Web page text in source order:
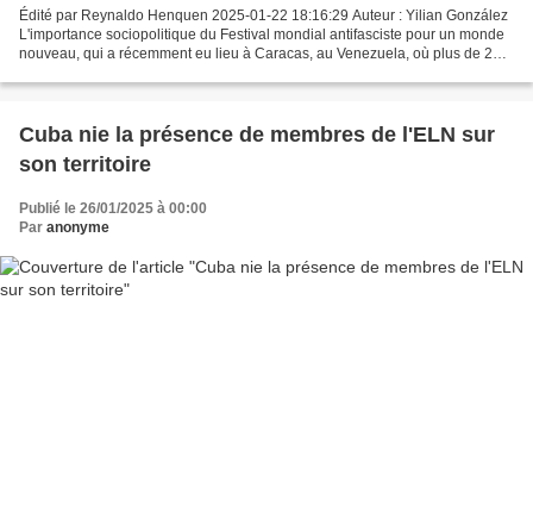
Édité par Reynaldo Henquen 2025-01-22 18:16:29 Auteur : Yilian González
L'importance sociopolitique du Festival mondial antifasciste pour un monde
nouveau, qui a récemment eu lieu à Caracas, au Venezuela, où plus de 2
Cuba nie la présence de membres de l'ELN sur
son territoire
Publié le 26/01/2025 à 00:00
Par anonyme